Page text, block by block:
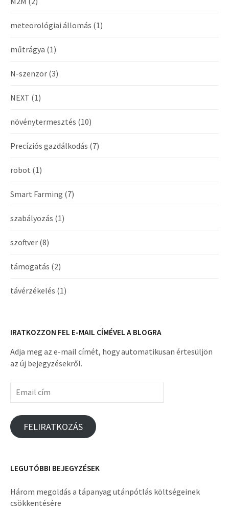
meteorológiai állomás (1)
műtrágya (1)
N-szenzor (3)
NEXT (1)
növénytermesztés (10)
Precíziós gazdálkodás (7)
robot (1)
Smart Farming (7)
szabályozás (1)
szoftver (8)
támogatás (2)
távérzékelés (1)
IRATKOZZON FEL E-MAIL CÍMÉVEL A BLOGRA
Adja meg az e-mail címét, hogy automatikusan értesüljön
az új bejegyzésekről.
cím
FELIRATKOZÁS
LEGUTÓBBI BEJEGYZÉSEK
Három megoldás a tápanyag utánpótlás költségeinek
csökkentésére